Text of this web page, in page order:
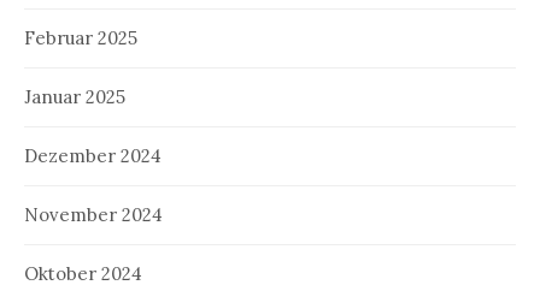
Februar 2025
Januar 2025
Dezember 2024
November 2024
Oktober 2024